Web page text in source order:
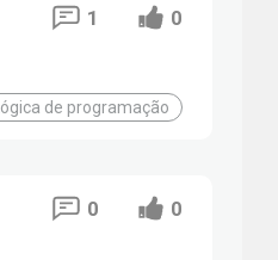
Lógica de programação
1 0
0 0